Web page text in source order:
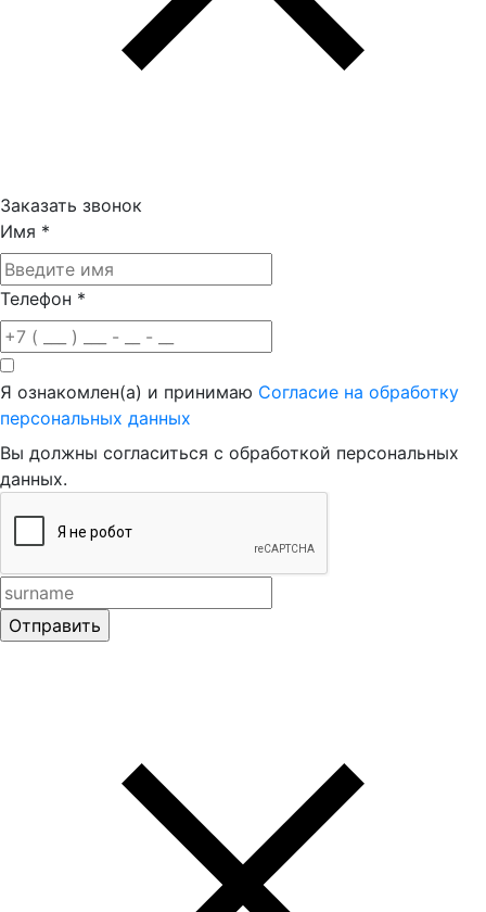
Заказать звонок
Имя *
Телефон *
Я ознакомлен(а) и принимаю Согласие на обработку
персональных данных
Вы должны согласиться с обработкой персональных
данных.